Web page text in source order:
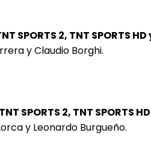
SPORTS 2, TNT SPORTS
y Claudio Borghi.
SPORTS 2, TNT SPORTS
y Leonardo Burgueño.